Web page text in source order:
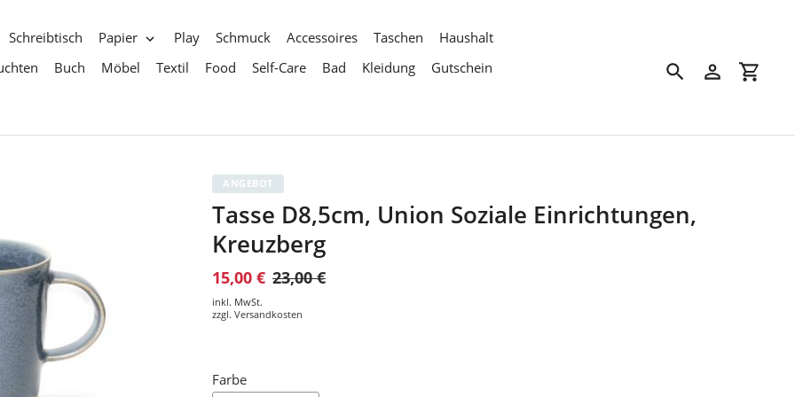
Schreibtisch Papier Play Schmuck Accessoires Taschen
Haushalt
Buch Möbel Textil Food Self-Care Bad Kleidung
Gutschein
SuchenEinloggen
ANGEBOT
Tasse D8,5cm, Union Soziale Einrichtungen,
Kreuzberg
15,00 € 23,00 €
inkl. MwSt.
zzgl. Versandkosten
Farbe